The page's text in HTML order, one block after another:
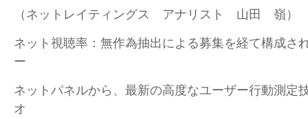
（ネットレイティングス アナリスト 山田 嶺）
ネット視聴率：無作為抽出による募集を経て構成さ
ー
ネットパネルから、最新の高度なユーザー行動測定
オ